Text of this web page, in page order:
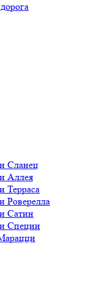
Сланец
Аллея
Терраса
Роверелла
Сатин
Специи